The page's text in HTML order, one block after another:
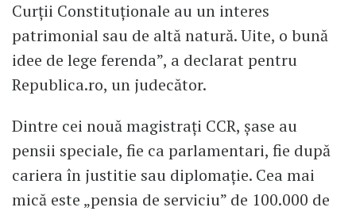
Curții Constituționale au un interes
patrimonial sau de altă natură. Uite, o bună
idee de lege ferenda”, a declarat pentru
Republica.ro, un judecător.
Dintre cei nouă magistrați CCR, șase au
pensii speciale, fie ca parlamentari, fie după
cariera în justitie sau diplomație. Cea mai
mică este „pensia de serviciu” de 100.000 de